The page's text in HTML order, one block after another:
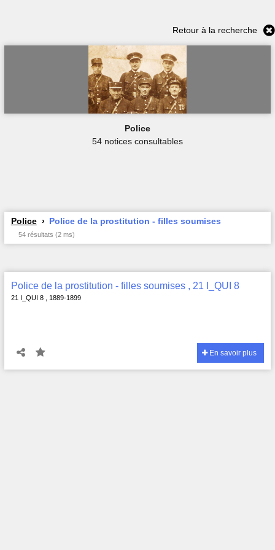
Retour à la recherche
Police
54 notices consultables
Police Police de la prostitution - filles soumises
54 résultats (2 ms)
Police de la prostitution - filles soumises , 21 I_QUI 8
21 I_QUI 8 , 1889-1899
En savoir plus